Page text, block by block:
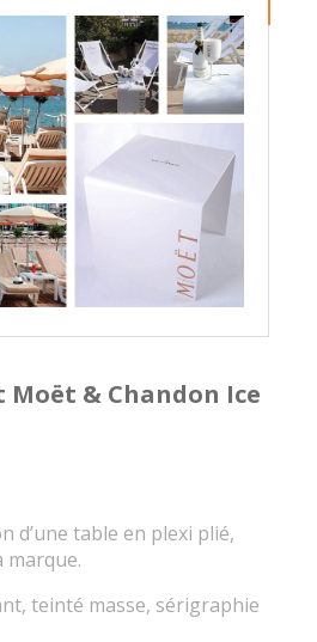
Moët & Chandon Ice
d’une table en plexi plié,
marque.
teinté masse, sérigraphie